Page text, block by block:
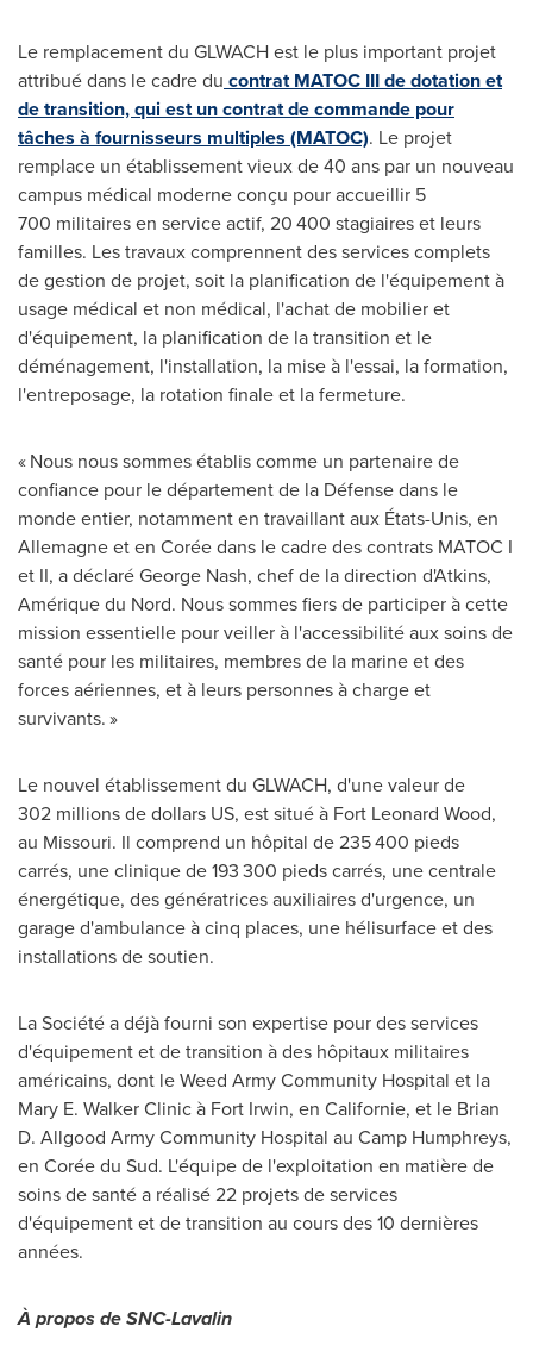
Le remplacement du GLWACH est le plus important projet
attribué dans le cadre du contrat MATOC III de dotation et
de transition, qui est un contrat de commande pour
tâches à fournisseurs multiples (MATOC). Le projet
remplace un établissement vieux de 40 ans par un nouveau
campus médical moderne conçu pour accueillir 5
700 militaires en service actif, 20 400 stagiaires et leurs
familles. Les travaux comprennent des services complets
de gestion de projet, soit la planification de l'équipement à
usage médical et non médical, l'achat de mobilier et
d'équipement, la planification de la transition et le
déménagement, l'installation, la mise à l'essai, la formation,
l'entreposage, la rotation finale et la fermeture.
« Nous nous sommes établis comme un partenaire de
confiance pour le département de la Défense dans le
monde entier, notamment en travaillant aux États-Unis, en
Allemagne et en Corée dans le cadre des contrats MATOC I
et II, a déclaré George Nash, chef de la direction d'Atkins,
Amérique du Nord. Nous sommes fiers de participer à cette
mission essentielle pour veiller à l'accessibilité aux soins de
santé pour les militaires, membres de la marine et des
forces aériennes, et à leurs personnes à charge et
survivants. »
Le nouvel établissement du GLWACH, d'une valeur de
302 millions de dollars US, est situé à Fort Leonard Wood,
au Missouri. Il comprend un hôpital de 235 400 pieds
carrés, une clinique de 193 300 pieds carrés, une centrale
énergétique, des génératrices auxiliaires d'urgence, un
garage d'ambulance à cinq places, une hélisurface et des
installations de soutien.
La Société a déjà fourni son expertise pour des services
d'équipement et de transition à des hôpitaux militaires
américains, dont le Weed Army Community Hospital et la
Mary E. Walker Clinic à Fort Irwin, en Californie, et le Brian
D. Allgood Army Community Hospital au Camp Humphreys,
en Corée du Sud. L'équipe de l'exploitation en matière de
soins de santé a réalisé 22 projets de services
d'équipement et de transition au cours des 10 dernières
années.
À propos de SNC-Lavalin